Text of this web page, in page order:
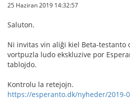
25 Haziran 2019 14:32:57
Saluton.
Ni invitas vin aliĝi kiel Beta-testanto
vortpuzla ludo ekskluzive por
tablojdo.
Kontrolu la retejojn.
https://esperanto.dk/nyheder/2019-